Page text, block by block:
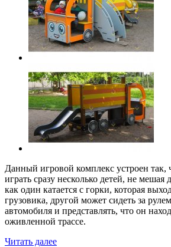
Данный игровой комплекс устроен так,
играть сразу несколько детей, не мешая
как один катается с горки, которая
грузовика, другой может сидеть за
автомобиля и представлять, что он
оживленной трассе.
Читать далее